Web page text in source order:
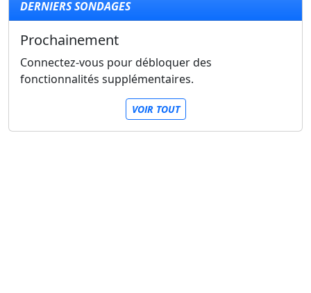
DERNIERS SONDAGES
Prochainement
Connectez-vous pour débloquer des
fonctionnalités supplémentaires.
VOIR TOUT